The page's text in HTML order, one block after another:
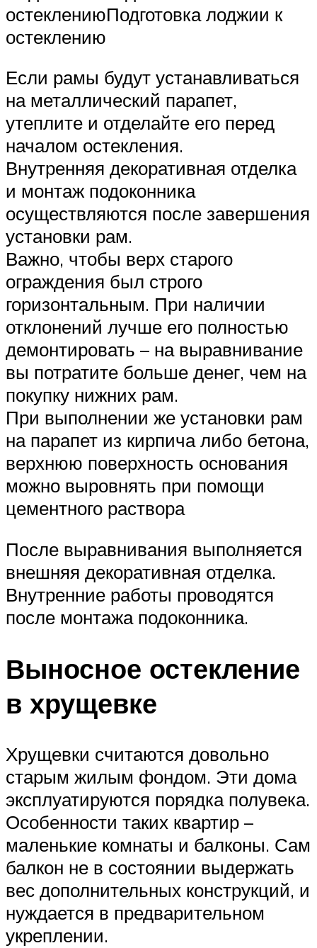
остеклениюПодготовка лоджии к
остеклению
Если рамы будут устанавливаться
на металлический парапет,
утеплите и отделайте его перед
началом остекления.
Внутренняя декоративная отделка
и монтаж подоконника
осуществляются после завершения
установки рам.
Важно, чтобы верх старого
ограждения был строго
горизонтальным. При наличии
отклонений лучше его полностью
демонтировать – на выравнивание
вы потратите больше денег, чем на
покупку нижних рам.
При выполнении же установки рам
на парапет из кирпича либо бетона,
верхнюю поверхность основания
можно выровнять при помощи
цементного раствора
После выравнивания выполняется
внешняя декоративная отделка.
Внутренние работы проводятся
после монтажа подоконника.
Выносное остекление
в хрущевке
Хрущевки считаются довольно
старым жилым фондом. Эти дома
эксплуатируются порядка полувека.
Особенности таких квартир –
маленькие комнаты и балконы. Сам
балкон не в состоянии выдержать
вес дополнительных конструкций, и
нуждается в предварительном
укреплении.